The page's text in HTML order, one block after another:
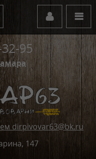
dirpivovar63@bk.ru
147
95